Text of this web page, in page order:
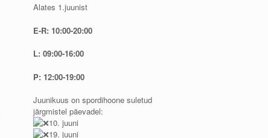
Alates 1.juunist
E-R: 10:00-20:00
L: 09:00-16:00
P: 12:00-19:00
Juunikuus on spordihoone suletud
järgmistel päevadel:
10. juuni
19. juuni